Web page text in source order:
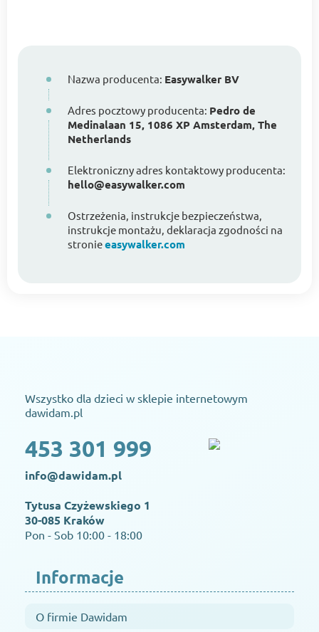
Nazwa producenta: Easywalker BV
Adres pocztowy producenta: Pedro de
Medinalaan 15, 1086 XP Amsterdam, The
Netherlands
Elektroniczny adres kontaktowy producenta:
hello@easywalker.com
Ostrzeżenia, instrukcje bezpieczeństwa,
instrukcje montażu, deklaracja zgodności na
stronieeasywalker.com
Wszystko dla dzieci w sklepie internetowym
dawidam.pl
453 301 999
info@dawidam.pl
Tytusa Czyżewskiego 1
30-085 Kraków
Pon - Sob 10:00 - 18:00
Informacje
O firmie Dawidam